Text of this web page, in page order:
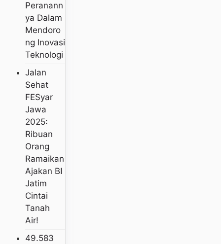
Peranann
Ya Dalam
Mendoro
Ng Inovasi
Teknologi
Jalan
Sehat
FESyar
Jawa
2025:
Ribuan
Orang
Ramaikan
Ajakan BI
Jatim
Cintai
Tanah
Air!
49.583